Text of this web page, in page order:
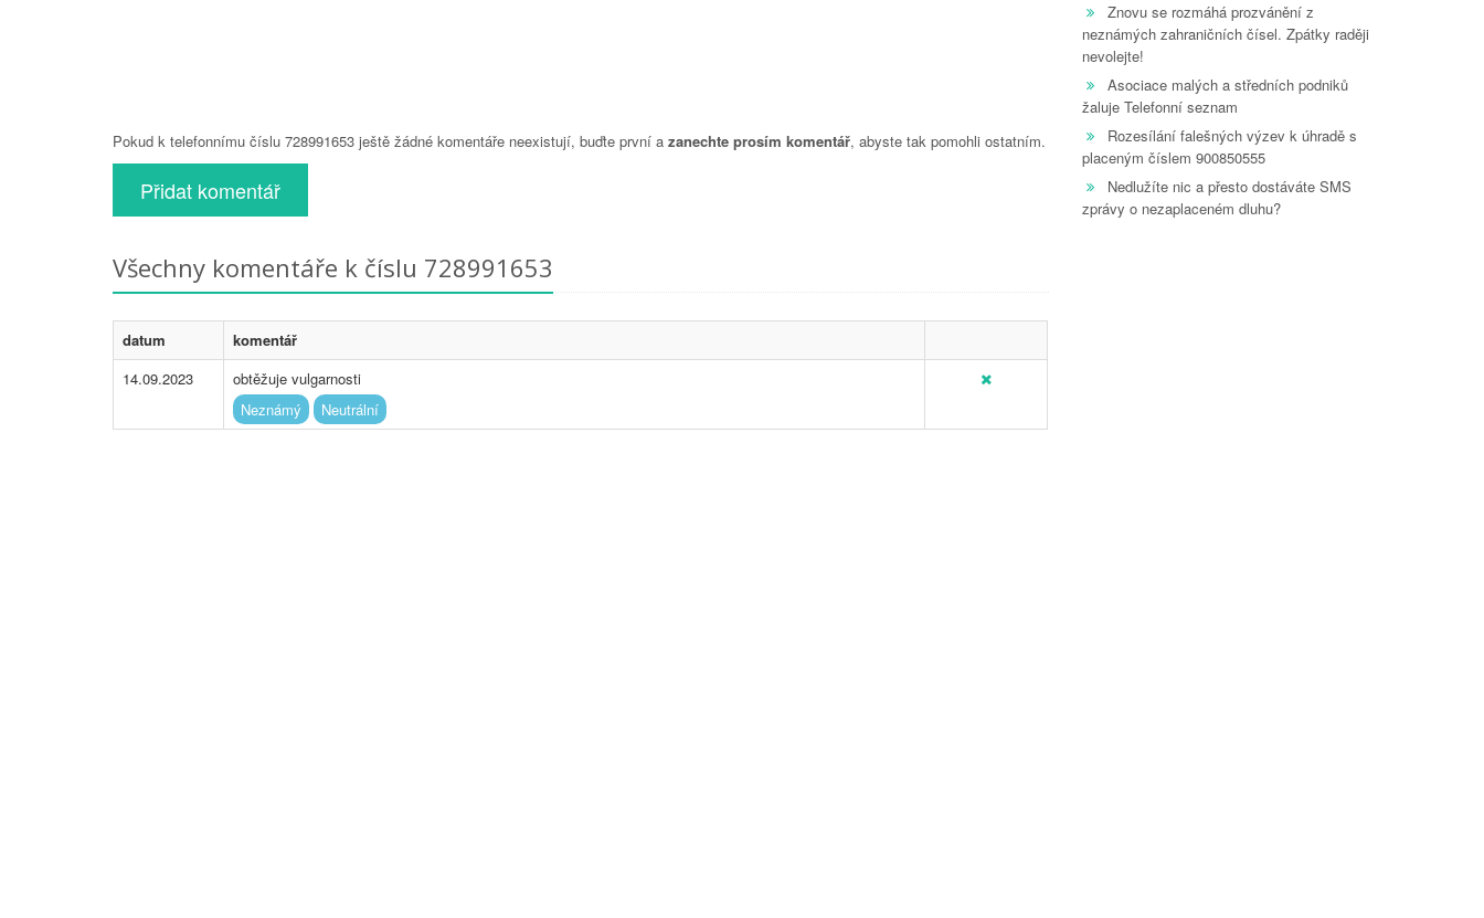
Pokud k telefonnímu číslu 728991653 ještě žádné komentáře neexistují, buďte první a zanechte prosím komentář, abyste tak pomohli ostatním.
Přidat komentář
Všechny komentáře k číslu 728991653
datum
komentář
14.09.2023
obtěžuje vulgarnosti
Neznámý
Neutrální
Znovu se rozmáhá prozvánění z
neznámých zahraničních čísel. Zpátky raději
nevolejte!
Asociace malých a středních podniků
žaluje Telefonní seznam
Rozesílání falešných výzev k úhradě s
placeným číslem 900850555
Nedlužíte nic a přesto dostáváte SMS
zprávy o nezaplaceném dluhu?